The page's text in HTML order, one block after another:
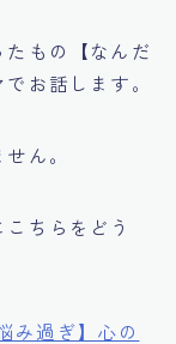
もの【なんだ
お話します。
ん。
ちらをどう
悩み過ぎ】心の